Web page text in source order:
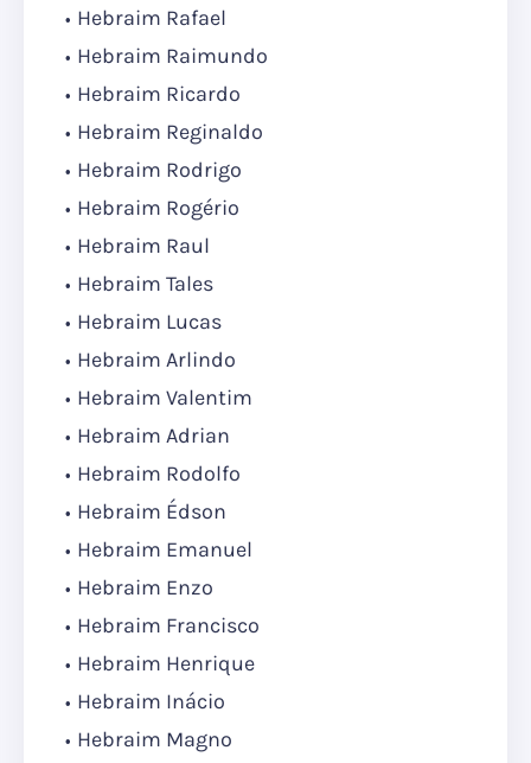
Hebraim Rafael
Hebraim Raimundo
Hebraim Ricardo
Hebraim Reginaldo
Hebraim Rodrigo
Hebraim Rogério
Hebraim Raul
Hebraim Tales
Hebraim Lucas
Hebraim Arlindo
Hebraim Valentim
Hebraim Adrian
Hebraim Rodolfo
Hebraim Édson
Hebraim Emanuel
Hebraim Enzo
Hebraim Francisco
Hebraim Henrique
Hebraim Inácio
Hebraim Magno